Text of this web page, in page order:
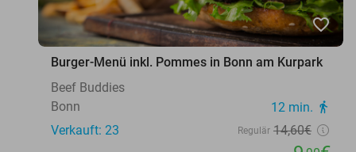
favorite_border
Burger-Menü inkl. Pommes in Bonn am Kurpark
Beef Buddies
Bonn
12 min. directions_walk
Verkauft: 23 Regulär 14,60€